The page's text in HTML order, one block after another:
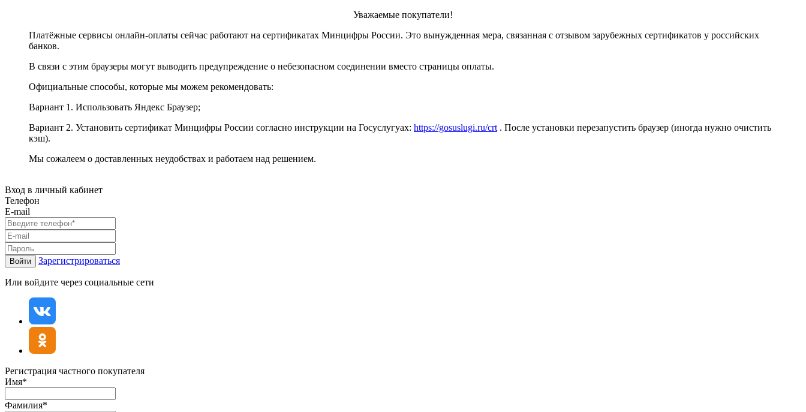
Уважаемые покупатели!
Платёжные сервисы онлайн-оплаты сейчас работают на сертификатах Минцифры России. Это вынужденная мера, связанная с отзывом зарубежных сертификатов у российских
банков.
В связи с этим браузеры могут выводить предупреждение о небезопасном соединении вместо страницы оплаты.
Официальные способы, которые мы можем рекомендовать:
Вариант 1. Использовать Яндекс Браузер;
Вариант 2. Установить сертификат Минцифры России согласно инструкции на Госуслугуах: https://gosuslugi.ru/crt . После установки перезапустить браузер (иногда нужно очистить
кэш).
Мы сожалеем о доставленных неудобствах и работаем над решением.
Вход в личный кабинет
Телефон
E-mail
Войти Зарегистрироваться
Или войдите через социальные сети
Регистрация частного покупателя
Имя*
Фамилия*